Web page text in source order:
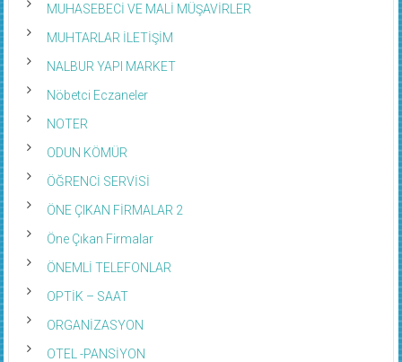
MUHASEBECİ VE MALİ MÜŞAVİRLER
MUHTARLAR İLETİŞİM
NALBUR YAPI MARKET
Nöbetci Eczaneler
NOTER
ODUN KÖMÜR
ÖĞRENCİ SERVİSİ
ÖNE ÇIKAN FİRMALAR 2
Öne Çıkan Firmalar
ÖNEMLİ TELEFONLAR
OPTİK – SAAT
ORGANİZASYON
OTEL -PANSİYON